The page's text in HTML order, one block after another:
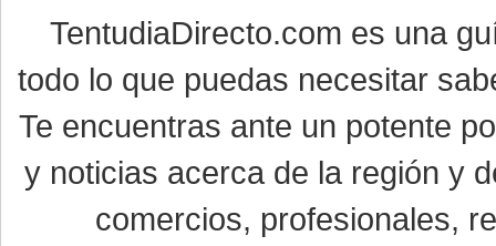
TentudiaDirecto.com es una
todo lo que puedas necesitar
Te encuentras ante un potente
y noticias acerca de la región y
comercios, profesionales,